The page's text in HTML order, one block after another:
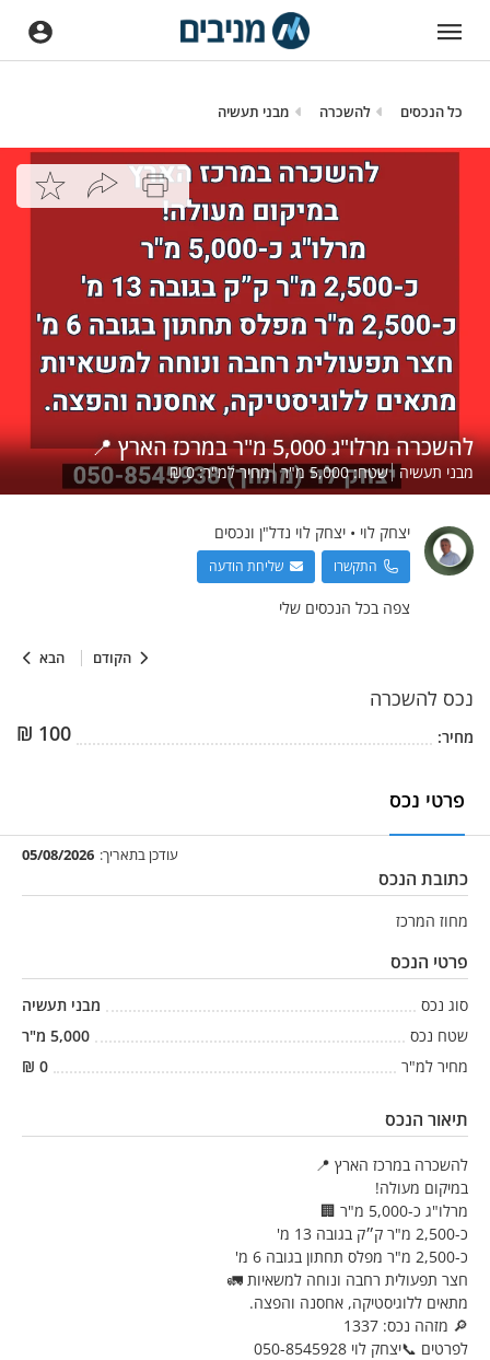
כל הנכסים להשכרה מבני תעשיה
הקודם הבא
להשכרה מרלו"ג 5,000 מ"ר במרכז הארץ 📍
מבני תעשיה שטח:5,000מ"ר מחיר למ"ר:0
₪
יצחק לוי • יצחק לוי נדל"ן ונכסים
התקשרו שליחת הודעה
צפה בכל הנכסים שלי
נכס להשכרה
מחיר: 100
₪
פרטי נכס
עודכן בתאריך: 05/08/2026
כתובת הנכס
מחוז המרכז
פרטי הנכס
סוג נכס
מבני תעשיה
שטח נכס
5,000 מ"ר
מחיר למ"ר
0
₪
תיאור הנכס
להשכרה במרכז הארץ 📍
במיקום מעולה!
מרלו"ג כ-5,000 מ"ר 🏢
כ-2,500 מ"ר ק״ק בגובה 13 מ'
כ-2,500 מ"ר מפלס תחתון בגובה 6 מ'
חצר תפעולית רחבה ונוחה למשאיות 🚛
מתאים ללוגיסטיקה, אחסנה והפצה.
🔎 מזהה נכס: 1337
לפרטים 📞יצחק לוי 050-8545928